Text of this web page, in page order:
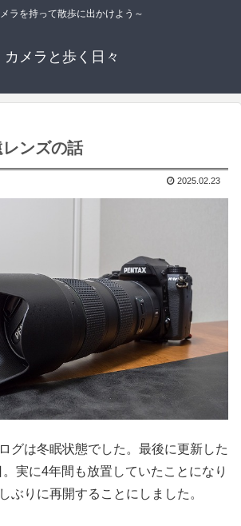
ラを持って散歩に出かけよう～
カメラと歩く日々
ンズの話
2025.02.23
グは冬眠状態でした。最後に更新した
実に4年間も放置していたことになり
ぶりに再開することにしました。